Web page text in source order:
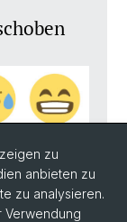
zu
anbieten zu
zu analysieren.
Verwendung